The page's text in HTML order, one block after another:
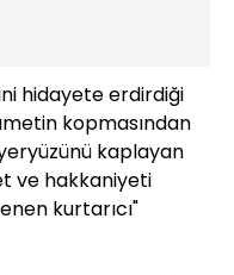
hidayete erdirdiği
kopmasından
kaplayan
ve hakkaniyeti
kurtarıcı"